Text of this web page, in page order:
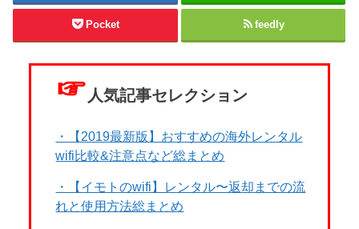
Pocket feedly
☞ 人気記事セレクション
・【2019最新版】おすすめの海外レンタル
wifi比較&注意点など総まとめ
・【イモトのwifi】レンタル〜返却までの流
れと使用方法総まとめ